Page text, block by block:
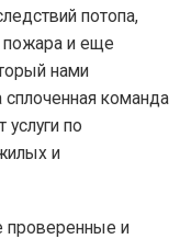
потопа,
пожара и еще
нами
команда
по
и
проверенные и